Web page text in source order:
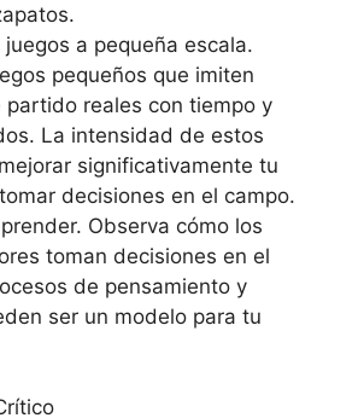
a pequeña escala.
pequeños que imiten
partido reales con tiempo y
La intensidad de estos
significativamente tu
decisiones en el campo.
Observa cómo los
toman decisiones en el
de pensamiento y
ser un modelo para tu